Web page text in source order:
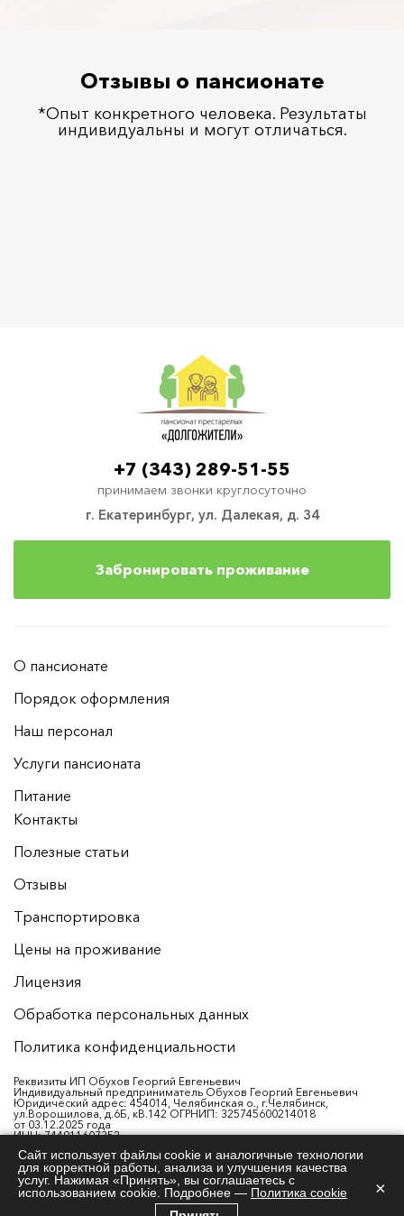
Отзывы о пансионате
*Опыт конкретного человека. Результаты
индивидуальны и могут отличаться.
г. Екатеринбург, ул. Далекая, д. 34
+7 (343) 289-51-55
принимаем звонки круглосуточно
Забронировать проживание
О пансионате
Порядок оформления
Наш персонал
Услуги пансионата
Питание
Контакты
Полезные статьи
Отзывы
Транспортировка
Цены на проживание
Лицензия
Обработка персональных данных
Политика конфиденциальности
Реквизиты ИП Обухов Георгий Евгеньевич
Индивидуальный предприниматель Обухов Георгий Евгеньевич
Юридический адрес: 454014, Челябинская о., г.Челябинск,
ул.Ворошилова, д.6Б, кВ.142 ОГРНИП: 325745600214018
от 03.12.2025 года
ИНН: 744911607352
Банк: ФИЛИАЛ «ЕКАТЕРИНБУРГСКИЙ» АО «АЛЬФА-БАНК»
ИНН банка: 7728168971
БИК: 046577964
К/с: 30101810100000000964
Сайт использует файлы cookie и аналогичные технологии
для корректной работы, анализа и улучшения качества
услуг. Нажимая «Принять», вы соглашаетесь с
использованием cookie. Подробнее — Политика cookie
×